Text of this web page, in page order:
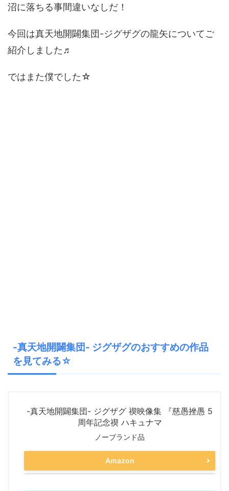
沼に落ちる事間違いなしだ！
今回は真天地開闢集団-ジグザグの龍矢についてご
紹介しました♬
ではまた僕でした☆
-真天地開闢集団- ジグザグのおすすめの作品
を見てみる☆
-真天地開闢集団- ジグザグ 禊映像集 『慈愚挫愚 5
周年記念禊 ハキュナマ
ノーブランド品
Amazon